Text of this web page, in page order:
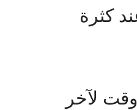
كثرة
لآخر